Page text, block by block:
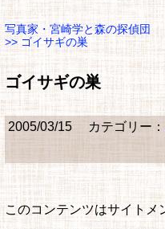
写真家・宮崎学と森の探偵団
>> ゴイサギの巣
ゴイサギの巣
2005/03/15 カテゴリー：
このコンテンツはサイトメ